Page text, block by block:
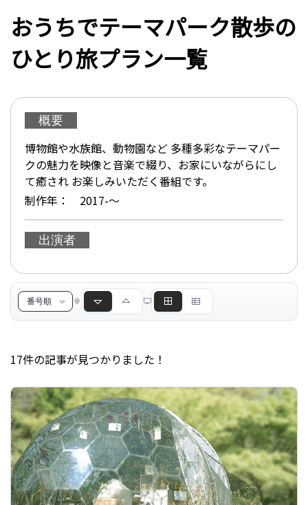
おうちでテーマパーク散歩の
ひとり旅プラン一覧
概要
博物館や水族館、動物園など 多種多彩なテーマパー
クの魅力を映像と音楽で綴り、お家にいながらにし
て癒され お楽しみいただく番組です。
制作年： 2017-〜
出演者
17件の記事が見つかりました！